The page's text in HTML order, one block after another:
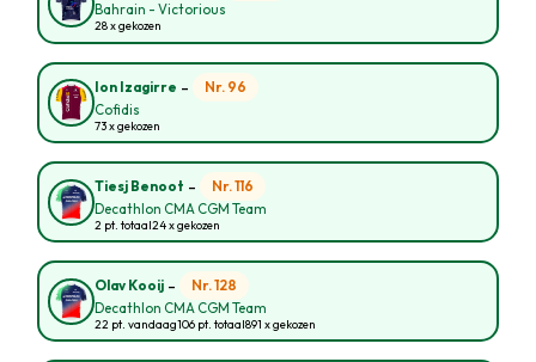
Bahrain - Victorious
28 x gekozen
Ion Izagirre - Nr. 96
Cofidis
73 x gekozen
Tiesj Benoot - Nr. 116
Decathlon CMA CGM Team
2 pt. totaal24 x gekozen
Olav Kooij - Nr. 128
Decathlon CMA CGM Team
22 pt. vandaag106 pt. totaal891 x gekozen